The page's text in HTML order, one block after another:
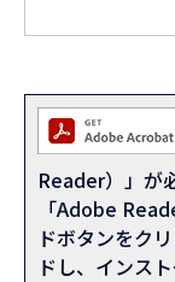
Reader）」が
「Adobe
ドボタンをク
ドし、インス